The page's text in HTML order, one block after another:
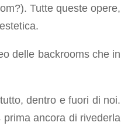
Tutte queste opere,
delle backrooms che in
dentro e fuori di noi.
ancora di rivederla